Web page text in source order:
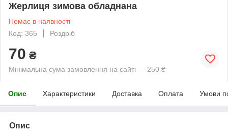
Жерлиця зимова обладнана
Немає в наявності
Код: 365
Роздріб
70 ₴
Мінімальна сума замовлення на сайті — 250 ₴
Опис Характеристики Доставка Оплата Умови
Опис